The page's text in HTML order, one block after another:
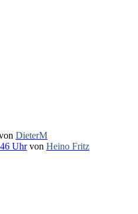
DieterM
Uhrvon Heino Fritz